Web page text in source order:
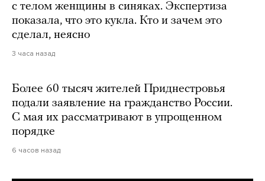
с телом женщины в синяках. Экспертиза
показала, что это кукла. Кто и зачем это
сделал, неясно
3 часа назад
Более 60 тысяч жителей Приднестровья
подали заявление на гражданство России.
С мая их рассматривают в упрощенном
порядке
6 часов назад